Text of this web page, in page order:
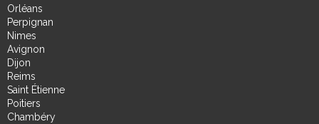
Orléans
Perpignan
Nimes
Avignon
Dijon
Reims
Saint Étienne
Poitiers
Chambéry